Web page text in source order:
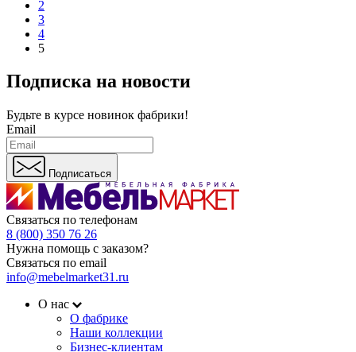
2
3
4
5
Подписка на новости
Будьте в курсе новинок фабрики!
Email
Подписаться
Связаться по телефонам
8 (800) 350 76 26
Нужна помощь с заказом?
Связаться по email
info@mebelmarket31.ru
О нас
О фабрике
Наши коллекции
Бизнес-клиентам